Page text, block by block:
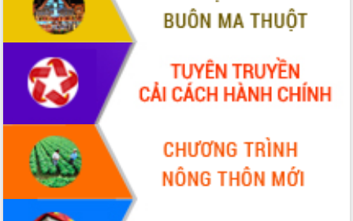
Ứng dụng sinh trắc học - Bước tiến
trong hành trình chuyển đổi số tại Đắk
Lắk
Đắk Lắk nâng cao hiệu quả công tác
Đảng từ Sổ tay đảng viên điện tử
Đắk Lắk đẩy mạnh nuôi biển công
nghệ, hướng tới phát triển thủy sản
bền vững
Tập huấn nâng cao năng lực triển khai
chuyển đổi số cho cán bộ, công chức
cấp xã
Đắk Lắk phát động hưởng ứng Ngày
Quyền của người tiêu dùng Việt Nam